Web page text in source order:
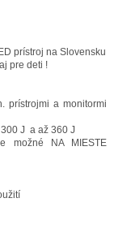
prístroj na Slovensku
pre deti !
prístrojmi a monitormi
J a až 360 J
možné NA MIESTE